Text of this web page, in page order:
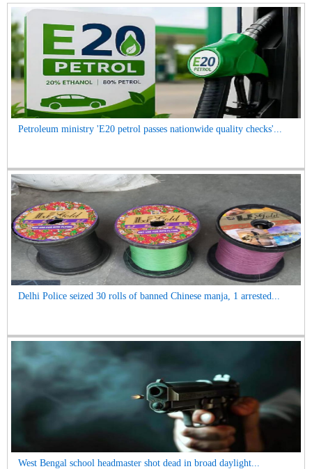
Petroleum ministry 'E20 petrol passes nationwide quality checks'...
Delhi Police seized 30 rolls of banned Chinese manja, 1 arrested...
West Bengal school headmaster shot dead in broad daylight...